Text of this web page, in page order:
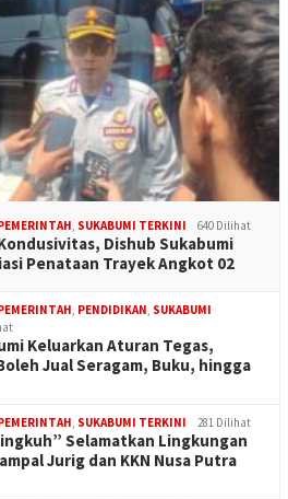
, SUKABUMI TERKINI 640 Dilihat
Dishub Sukabumi
Penataan Trayek Angkot 02
, PENDIDIKAN, SUKABUMI
Keluarkan Aturan Tegas,
Jual Seragam, Buku, hingga
, SUKABUMI TERKINI 281 Dilihat
Selamatkan Lingkungan
Jurig dan KKN Nusa Putra